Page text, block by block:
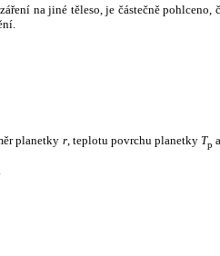
na jiné těleso, je částečně pohlceno,
planetky r, teplotu povrchu planetky Tp